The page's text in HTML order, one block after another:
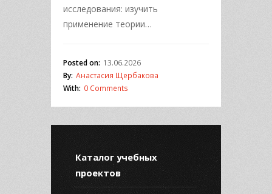
исследования: изучить
применение теории…
Posted on: 13.06.2026
By: Анастасия Щербакова
With: 0 Comments
Каталог учебных
проектов